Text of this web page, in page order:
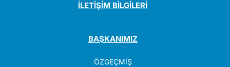
İLETİŞİM BİLGİLERİ
BAŞKANIMIZ
ÖZGEÇMİŞ